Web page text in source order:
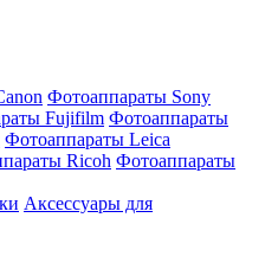
Фотоаппараты Sony
Fujifilm Фотоаппараты
Фотоаппараты Leica
Ricoh Фотоаппараты
Аксессуары для